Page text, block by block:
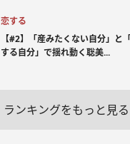
恋する
【#2】「産みたくない自分」と
する自分」で揺れ動く聡美...
ランキングをもっと見る